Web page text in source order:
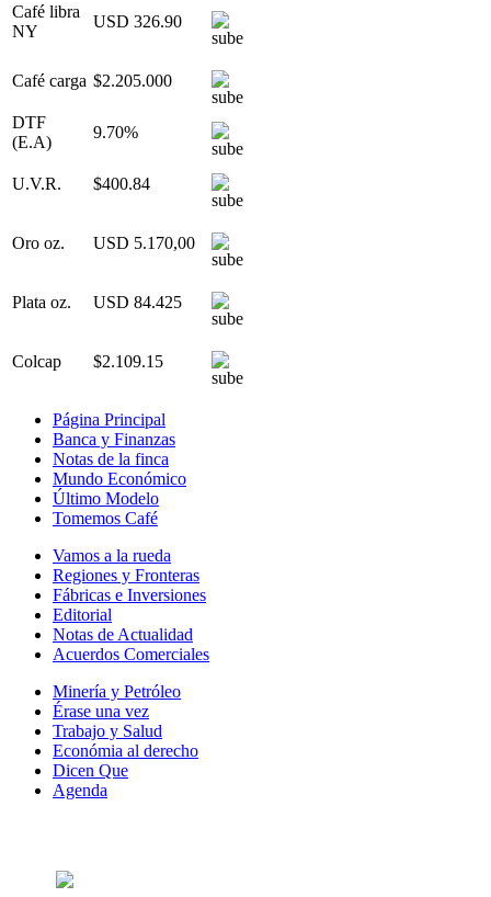
Café libra
NY
USD 326.90
Café carga $2.205.000
DTF
(E.A)
9.70%
U.V.R. $400.84
Oro oz. USD 5.170,00
Plata oz. USD 84.425
Colcap $2.109.15
Página Principal
Banca y Finanzas
Notas de la finca
Mundo Económico
Último Modelo
Tomemos Café
Vamos a la rueda
Regiones y Fronteras
Fábricas e Inversiones
Editorial
Notas de Actualidad
Acuerdos Comerciales
Minería y Petróleo
Érase una vez
Trabajo y Salud
Económia al derecho
Dicen Que
Agenda